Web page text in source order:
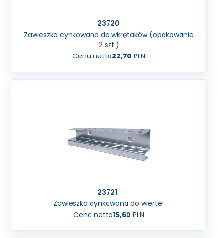
23720
Zawieszka cynkowana do wkrętaków (opakowanie
2 szt.)
Cena netto22,70 PLN
23721
Zawieszka cynkowana do wierteł
Cena netto15,60 PLN